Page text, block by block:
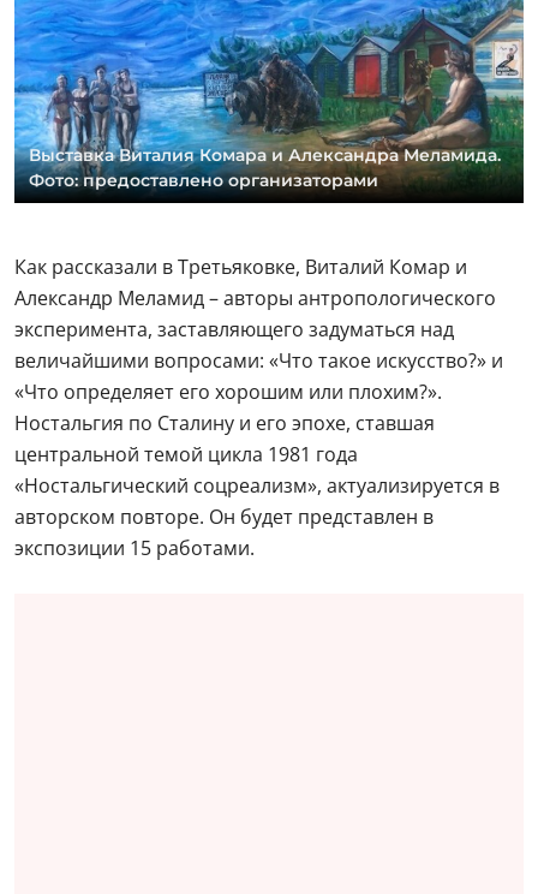
Выставка Виталия Комара и Александра Меламида.
Фото: предоставлено организаторами
Как рассказали в Третьяковке, Виталий Комар и
Александр Меламид – авторы антропологического
эксперимента, заставляющего задуматься над
величайшими вопросами: «Что такое искусство?» и
«Что определяет его хорошим или плохим?».
Ностальгия по Сталину и его эпохе, ставшая
центральной темой цикла 1981 года
«Ностальгический соцреализм», актуализируется в
авторском повторе. Он будет представлен в
экспозиции 15 работами.